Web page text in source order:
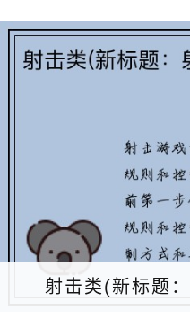
射击类(新标题